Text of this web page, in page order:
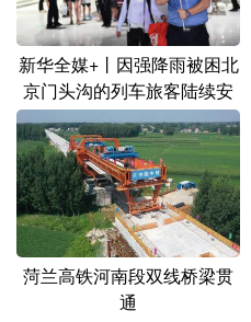
四川 贵州
陕西 甘肃
新疆 内蒙古
多语种频道
English Español
Русский язык
新华全媒+丨因强降雨被困北
京门头沟的列车旅客陆续安
全转移
菏兰高铁河南段双线桥梁贯
通